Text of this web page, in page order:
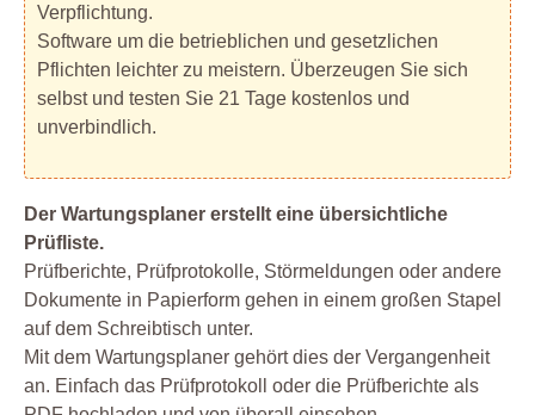
Verpflichtung.
Software um die betrieblichen und gesetzlichen
Pflichten leichter zu meistern. Überzeugen Sie sich
selbst und testen Sie 21 Tage kostenlos und
unverbindlich.
Der Wartungsplaner erstellt eine übersichtliche
Prüfliste.
Prüfberichte, Prüfprotokolle, Störmeldungen oder andere
Dokumente in Papierform gehen in einem großen Stapel
auf dem Schreibtisch unter.
Mit dem Wartungsplaner gehört dies der Vergangenheit
an. Einfach das Prüfprotokoll oder die Prüfberichte als